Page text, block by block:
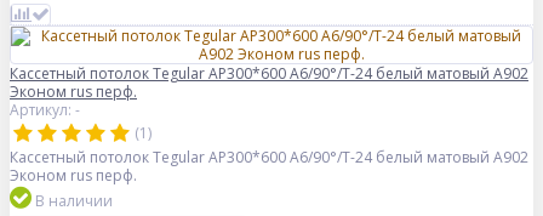
Кассетный потолок Tegular AP300*600 A6/90°/Т-24 белый матовый А902
Эконом rus перф.
Артикул: -
(1)
Кассетный потолок Tegular AP300*600 A6/90°/Т-24 белый матовый А902
Эконом rus перф.
В наличии